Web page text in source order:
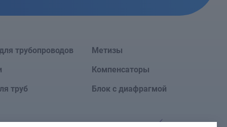
трубопроводов
труб
Метизы
Компенсаторы
Блок с диафрагмой